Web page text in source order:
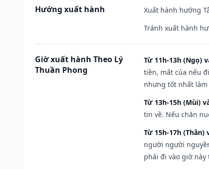
Hướng xuất hành
Xuất hành hướng
Tránh xuất hành
Giờ xuất hành Theo Lý
Thuần Phong
Từ 11h-13h (Ngọ)
tiền, mất của nếu
nhưng tốt nhất làm
Từ 13h-15h (Mùi)
tin về. Nếu chăn
Từ 15h-17h (Thân)
người người
phải đi vào giờ